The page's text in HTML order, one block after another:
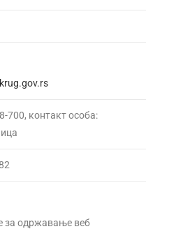
700, контакт особа:
за одржавање веб